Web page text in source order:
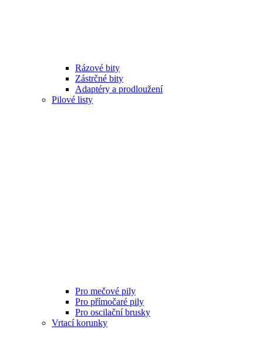
Rázové bity
Zástrčné bity
Adaptéry a prodloužení
Pilové listy
Pro mečové pily
Pro přímočaré pily
Pro oscilační brusky
Vrtací korunky